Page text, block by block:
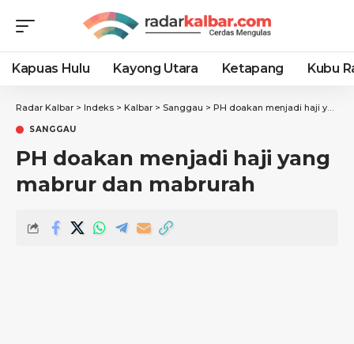
Kapuas Hulu Kayong Utara Ketapang Kubu
Radar Kalbar > Indeks > Kalbar > Sanggau > PH doakan menjadi haji yang mabrur dan mabrurah
SANGGAU
PH doakan menjadi haji yang
mabrur dan mabrurah